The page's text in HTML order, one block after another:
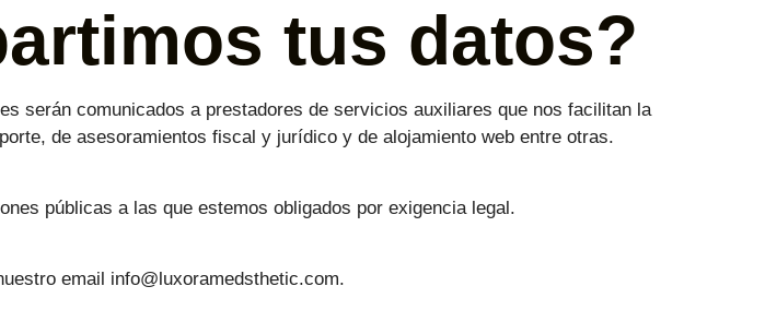
tus datos?
serán comunicados a prestadores de servicios auxiliares que nos facilitan la
de asesoramientos fiscal y jurídico y de alojamiento web entre otras.
públicas a las que estemos obligados por exigencia legal.
email info@luxoramedsthetic.com.